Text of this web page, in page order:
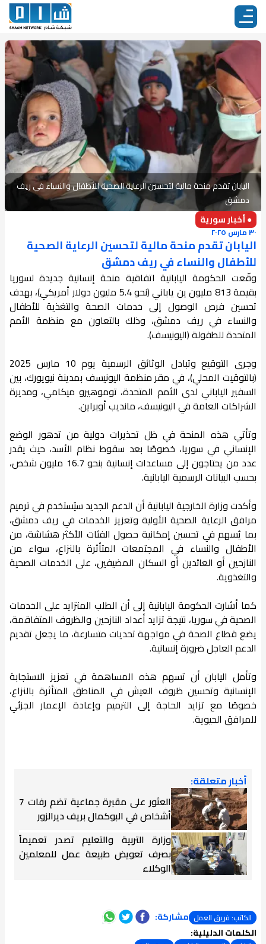
اليابان تقدم منحة مالية لتحسين الرعاية الصحية للأطفال والنساء في ريف
دمشق
● أخبار سورية
٣٠ مارس ٢٠٢٥
اليابان تقدم منحة مالية لتحسين الرعاية الصحية
للأطفال والنساء في ريف دمشق
وقّعت الحكومة اليابانية اتفاقية منحة إنسانية جديدة لسوريا
بقيمة 813 مليون ين ياباني (نحو 5.4 مليون دولار أمريكي)، بهدف
تحسين فرص الوصول إلى خدمات الصحة والتغذية للأطفال
والنساء في ريف دمشق، وذلك بالتعاون مع منظمة الأمم
المتحدة للطفولة (اليونيسف).
وجرى التوقيع وتبادل الوثائق الرسمية يوم 10 مارس 2025
(بالتوقيت المحلي)، في مقر منظمة اليونيسف بمدينة نيويورك، بين
السفير الياباني لدى الأمم المتحدة، توموهيرو ميكامي، ومديرة
الشراكات العامة في اليونيسف، مانديب أوبراين.
وتأتي هذه المنحة في ظل تحذيرات دولية من تدهور الوضع
الإنساني في سوريا، خصوصًا بعد سقوط نظام الأسد، حيث يقدر
عدد من يحتاجون إلى مساعدات إنسانية بنحو 16.7 مليون شخص،
بحسب البيانات الرسمية اليابانية.
وأكدت وزارة الخارجية اليابانية أن الدعم الجديد سيُستخدم في ترميم
مرافق الرعاية الصحية الأولية وتعزيز الخدمات في ريف دمشق،
بما يُسهم في تحسين إمكانية حصول الفئات الأكثر هشاشة، من
الأطفال والنساء في المجتمعات المتأثرة بالنزاع، سواء من
النازحين أو العائدين أو السكان المضيفين، على الخدمات الصحية
والتغذوية.
كما أشارت الحكومة اليابانية إلى أن الطلب المتزايد على الخدمات
الصحية في سوريا، نتيجة تزايد أعداد النازحين والظروف المتفاقمة،
يضع قطاع الصحة في مواجهة تحديات متسارعة، ما يجعل تقديم
الدعم العاجل ضرورة إنسانية.
وتأمل اليابان أن تسهم هذه المساهمة في تعزيز الاستجابة
الإنسانية وتحسين ظروف العيش في المناطق المتأثرة بالنزاع،
خصوصًا مع تزايد الحاجة إلى الترميم وإعادة الإعمار الجزئي
للمرافق الحيوية.
أخبار متعلقة:
العثور على مقبرة جماعية تضم رفات 7
أشخاص في البوكمال بريف ديرالزور
وزارة التربية والتعليم تصدر تعميماً
بصرف تعويض طبيعة عمل للمعلمين
الوكلاء
الكاتب: فريق العمل مشاركة:
الكلمات الدليلية: